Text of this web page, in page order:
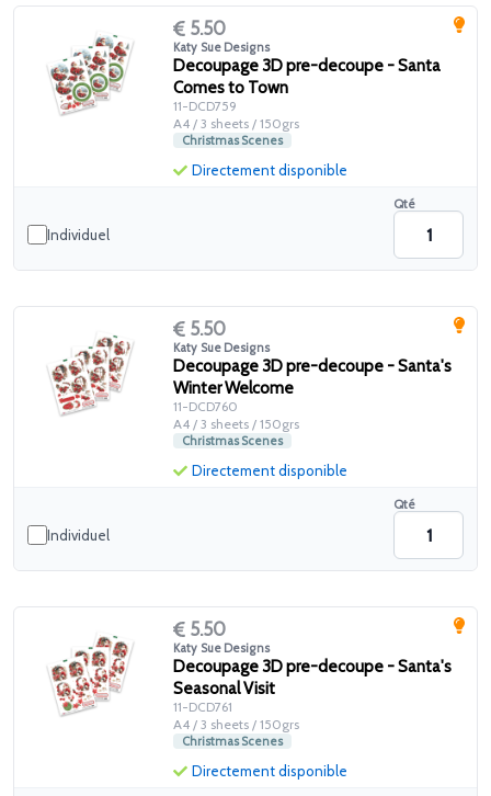
5.50
Katy Sue Designs
Decoupage 3D pre-decoupe - Santa
Comes to Town
11-DCD759
A4 / 3 sheets / 150grs
Christmas Scenes
Individuel
Qté
Directement disponible
5.50
Katy Sue Designs
Decoupage 3D pre-decoupe - Santa's
Winter Welcome
11-DCD760
A4 / 3 sheets / 150grs
Christmas Scenes
Individuel
Qté
Directement disponible
5.50
Katy Sue Designs
Decoupage 3D pre-decoupe - Santa's
Seasonal Visit
11-DCD761
A4 / 3 sheets / 150grs
Christmas Scenes
Directement disponible